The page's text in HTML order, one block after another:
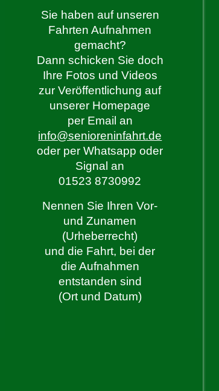
Sie haben auf unseren
Fahrten Aufnahmen
gemacht?
Dann schicken Sie doch
Ihre Fotos und Videos
zur Veröffentlichung auf
unserer Homepage
per Email an
info@senioreninfahrt.de
oder per Whatsapp oder
Signal an
01523 8730992
Nennen Sie Ihren Vor-
und Zunamen
(Urheberrecht)
und die Fahrt, bei der
die Aufnahmen
entstanden sind
(Ort und Datum)